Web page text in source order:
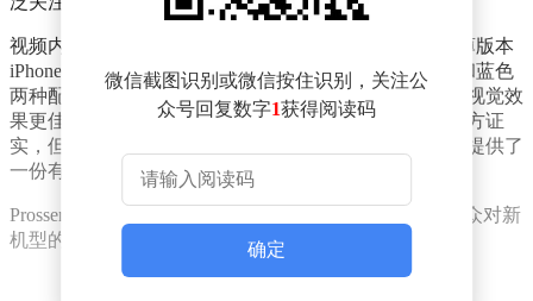
视频内容详尽，Prosser详细介绍了iPhone 17 Pro及其轻薄版本
iPhone 17 Air的设计细节。据他透露，新机将新增橙色和蓝色
两种配色，摄像头系统将得到升级，边框将更窄，屏幕视觉效
果更佳，性能也可能有所提升。这些信息虽未经苹果官方证
实，但综合了多方供应链消息与分析师的预测，为观众提供了
一份有价值的“前瞻汇总”。
Prosser的渲染图以其一贯的高水准视觉呈现，增强了观众对新
机型的直观感受。以下是部分渲染图的展示：
微信截图识别或微信按住识别，关注公
众号回复数字1获得阅读码
确定